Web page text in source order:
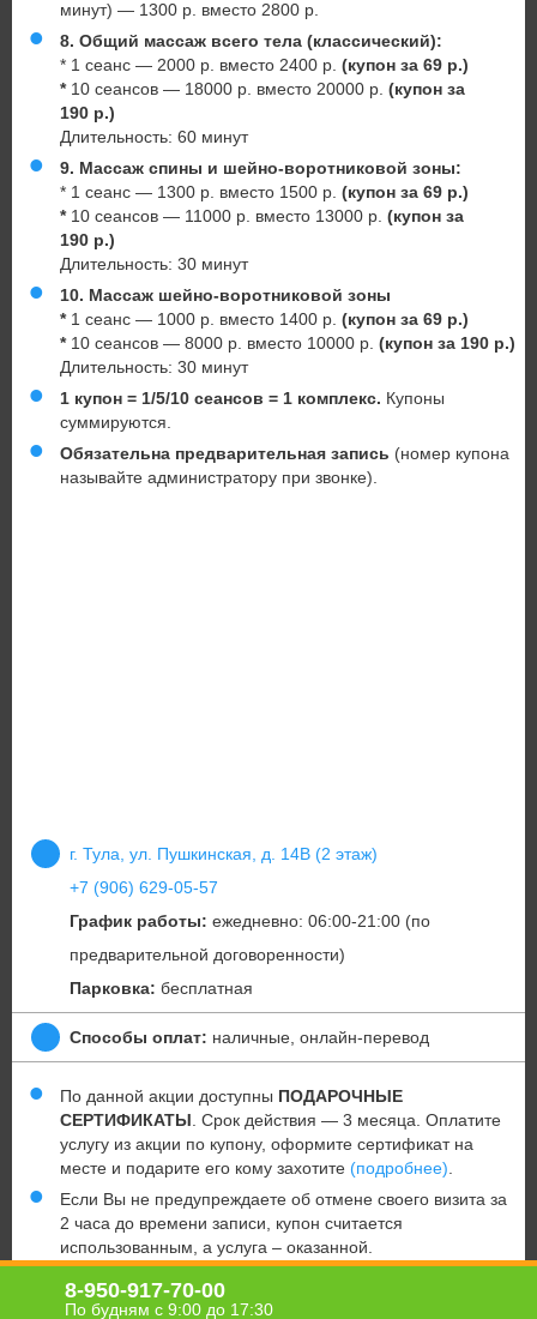
минут) — 1300 р. вместо 2800 р.
8. Общий массаж всего тела (классический):
* 1 сеанс — 2000 р. вместо 2400 р. (купон за 69 р.)
* 10 сеансов — 18000 р. вместо 20000 р. (купон за
190 р.)
Длительность: 60 минут
9. Массаж спины и шейно-воротниковой зоны:
* 1 сеанс — 1300 р. вместо 1500 р. (купон за 69 р.)
* 10 сеансов — 11000 р. вместо 13000 р. (купон за
190 р.)
Длительность: 30 минут
10. Массаж шейно-воротниковой зоны
* 1 сеанс — 1000 р. вместо 1400 р. (купон за 69 р.)
* 10 сеансов — 8000 р. вместо 10000 р. (купон за 190 р.)
Длительность: 30 минут
1 купон = 1/5/10 сеансов = 1 комплекс. Купоны
суммируются.
Обязательна предварительная запись (номер купона
называйте администратору при звонке).
г. Тула, ул. Пушкинская, д. 14В (2 этаж)
+7 (906) 629-05-57
График работы: ежедневно: 06:00-21:00 (по
предварительной договоренности)
Парковка: бесплатная
Способы оплат: наличные, онлайн-перевод
По данной акции доступны ПОДАРОЧНЫЕ
СЕРТИФИКАТЫ. Срок действия — 3 месяца. Оплатите
услугу из акции по купону, оформите сертификат на
месте и подарите его кому захотите (подробнее).
Если Вы не предупреждаете об отмене своего визита за
2 часа до времени записи, купон считается
использованным, а услуга – оказанной.
Имеются противопоказания. Необходимо
проконсультироваться у специалиста.
8-950-917-70-00
По будням с 9:00 до 17:30